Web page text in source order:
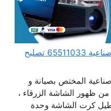
مهندس كمبيوتر العارضية الصناعية 65511033 تصليح
المختص بصيانة و
ظهور الشاشة الزرقاء ،
كرت الشاشة وحدة